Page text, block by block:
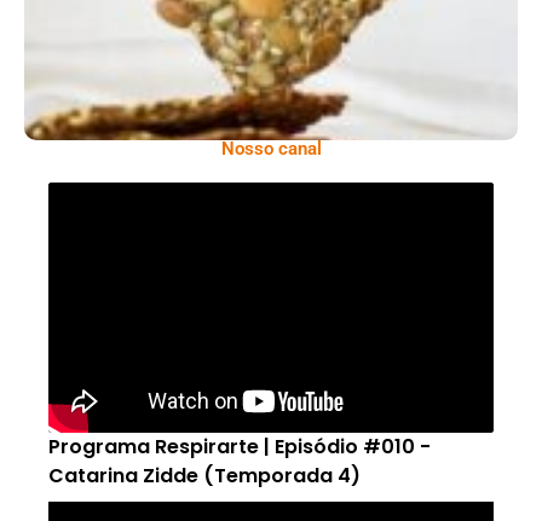
Nosso canal
Programa Respirarte | Episódio #010 -
Catarina Zidde (Temporada 4)